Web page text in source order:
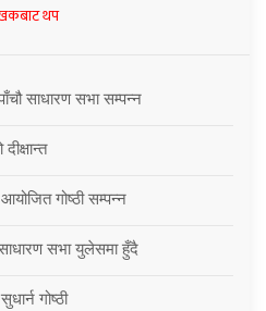
थप
साधारण सभा सम्पन्न
गोष्ठी सम्पन्न
सभा युलेसमा हुँदै
गोष्ठी